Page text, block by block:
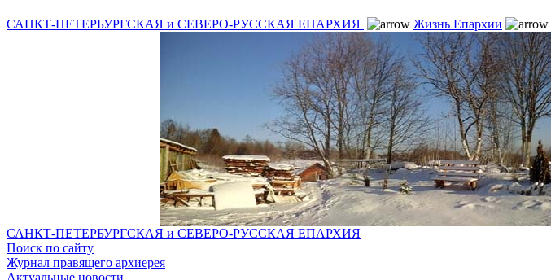
САНКТ-ПЕТЕРБУРГСКАЯ и СЕВЕРО-РУССКАЯ ЕПАРХИЯ Жизнь Епархии
САНКТ-ПЕТЕРБУРГСКАЯ и СЕВЕРО-РУССКАЯ ЕПАРХИЯ
Поиск по сайту
Журнал правящего архиерея